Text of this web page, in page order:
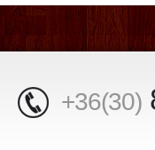
+36(30)